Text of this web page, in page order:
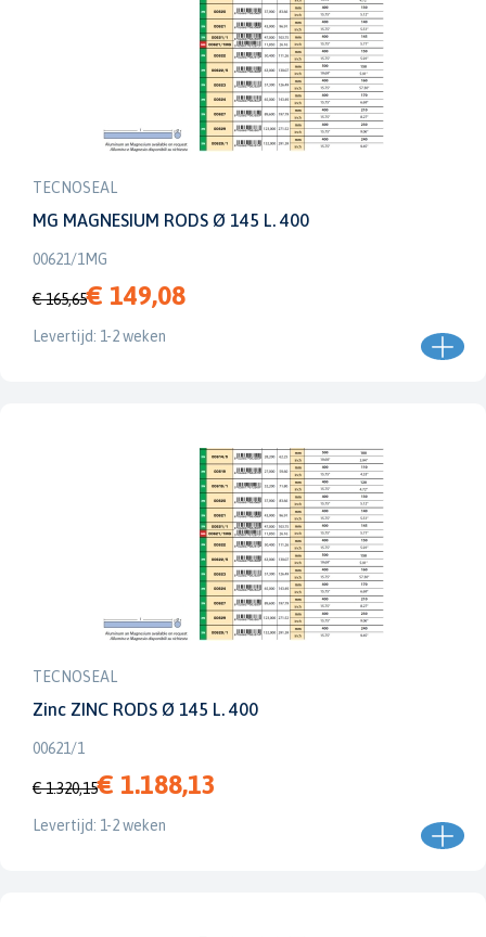
TECNOSEAL
MG MAGNESIUM RODS Ø 145 L. 400
00621/1MG
€ 165,65€ 149,08
Levertijd: 1-2 weken
TECNOSEAL
Zinc ZINC RODS Ø 145 L. 400
00621/1
€ 1.320,15€ 1.188,13
Levertijd: 1-2 weken